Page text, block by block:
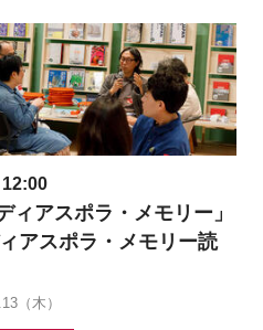
ィアスポラ・メモリー」
アスポラ・メモリー読
（木）